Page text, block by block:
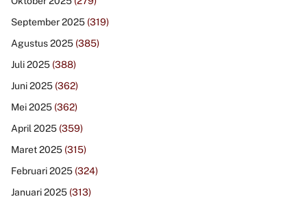
September 2025 (319)
Agustus 2025 (385)
Juli 2025 (388)
Juni 2025 (362)
Mei 2025 (362)
April 2025 (359)
Maret 2025 (315)
Februari 2025 (324)
Januari 2025 (313)